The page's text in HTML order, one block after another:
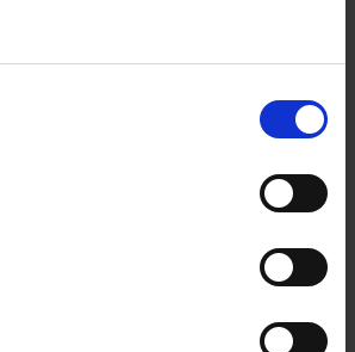
Vedligeholdelsesproces